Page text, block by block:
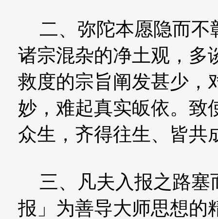
二、弥陀本愿隐而不
诸宗混杂的净土观，多
救度的宗旨阐发甚少，
妙，难起真实皈依。致
众生，齐得往生、皆共
三、凡夫入报之路塞
报」为善导大师思想的